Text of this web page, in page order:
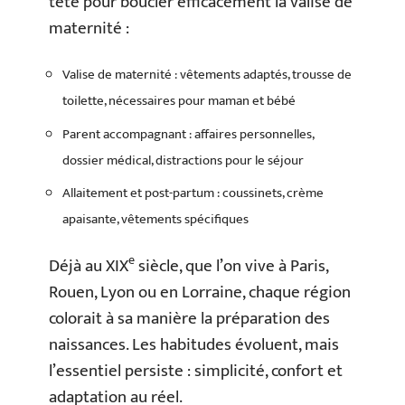
maternité :
Valise de maternité : vêtements adaptés, trousse de
toilette, nécessaires pour maman et bébé
Parent accompagnant : affaires personnelles,
dossier médical, distractions pour le séjour
Allaitement et post-partum : coussinets, crème
apaisante, vêtements spécifiques
Déjà au XIXesiècle, que l’on vive à Paris,
Rouen, Lyon ou en Lorraine, chaque région
colorait à sa manière la préparation des
naissances. Les habitudes évoluent, mais
l’essentiel persiste : simplicité, confort et
adaptation au réel.